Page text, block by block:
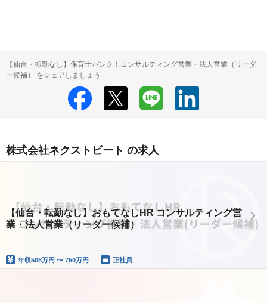
【仙台・転勤なし】保育士バンク！コンサルティング営業・法人営業（リーダ
ー候補） をシェアしましょう
株式会社ネクストビート の求人
【仙台・転勤なし】おもてなしHR コンサルティング営
業・法人営業（リーダー候補）
年収508万円 〜 750万円 正社員